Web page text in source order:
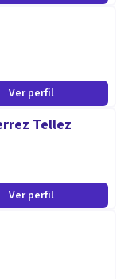
Ver perfil
Tellez
Ver perfil